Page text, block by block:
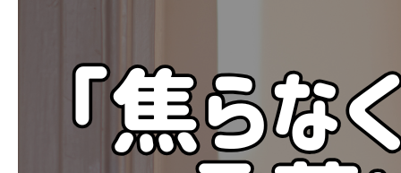
料金について
成婚までの流れ